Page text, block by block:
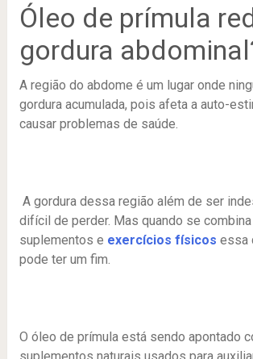
Óleo de prímula
gordura
A região do abdome é um lugar onde
gordura acumulada, pois afeta a auto-
causar problemas de saúde.
A gordura dessa região além de ser
difícil de perder. Mas quando se combina
suplementos e exercícios físicos essa
pode ter um fim.
O óleo de prímula está sendo apontado